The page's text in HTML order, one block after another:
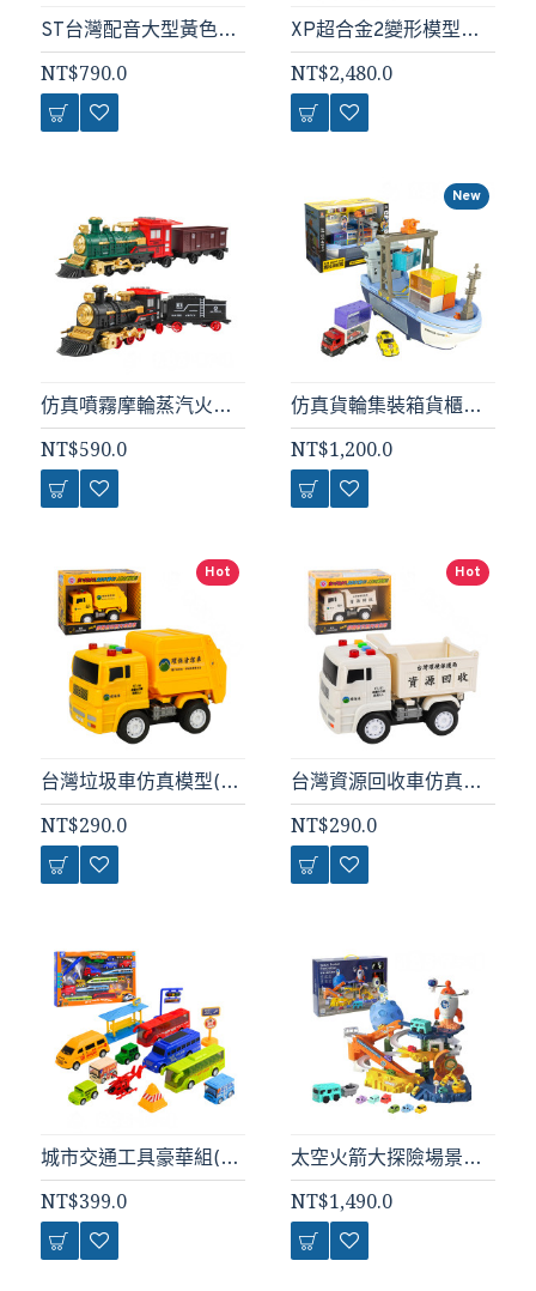
ST台灣配音大型黃色起重機吊車(吊臂可升高升長)(車門開附人偶)(品質佳超會跑)
NT$790.0
XP超合金2變形模型機器人(高28公分)(XP14)
NT$2,480.0
仿真噴霧摩輪蒸汽火車(會噴煙/燈光音樂/說故事)(5891) (無法超商取貨)
NT$590.0
New
仿真貨輪集裝箱貨櫃船運輸組(聲光音樂/起重吊臂/6個貨櫃積木/6台小車)(8827) (無法超商取貨)
NT$1,200.0
Hot
台灣垃圾車仿真模型(小台)(台灣音樂)(摩輪推動超會跑)(ST116)
NT$290.0
Hot
台灣資源回收車仿真模型(小台白色)(台灣音樂)(摩輪推動超會跑)(ST117)
NT$290.0
城市交通工具豪華組(迴力驅動)(898115) (無法超商取貨)
NT$399.0
太空火箭大探險場景組(電動軌道車運行+挖礦旋轉爬升)(附6台軌道車+音樂+旋轉太空梭)(7022) (無法超商取貨)
NT$1,490.0